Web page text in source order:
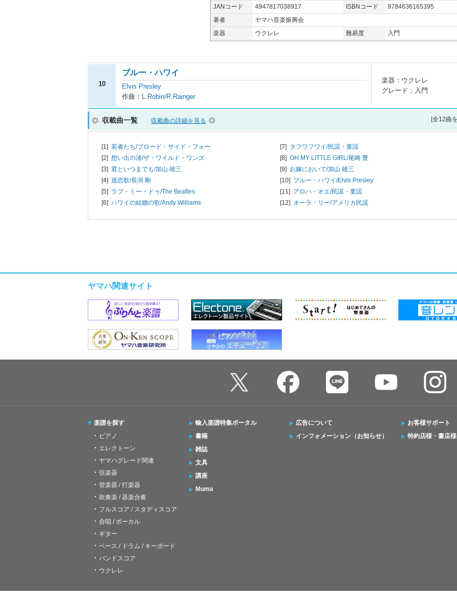
JANコード
4947817038917 ISBNコード
9784636165395
著者
ヤマハ音楽振興会
楽器
ウクレレ 難易度 入門
10
ブルー・ハワイ
Elvis Presley
作曲：
L.Robin/R.Rainger
楽器：ウクレレ
グレード：入門
収載曲一覧 収載曲の詳細を見る [全12曲
[1] 若者たち/ブロード・サイド・フォー
[2] 想い出の渚/ザ・ワイルド・ワンズ
[3] 君といつまでも/加山 雄三
[4] 巡恋歌/長渕 剛
[5] ラブ・ミー・ドゥ/The Beatles
[6] ハワイの結婚の歌/Andy Williams
[7] タフワフワイ/民謡・童謡
[8] OH MY LITTLE GIRL/尾崎 豊
[9] お嫁においで/加山 雄三
[10] ブルー・ハワイ/Elvis Presley
[11] アロハ・オエ/民謡・童謡
[12] オーラ・リー/アメリカ民謡
ヤマハ関連サイト
楽譜を探す
ピアノ
エレクトーン
ヤマハグレード関連
弦楽器
管楽器 / 打楽器
吹奏楽 / 器楽合奏
フルスコア / スタディスコア
合唱 / ボーカル
ギター
ベース / ドラム / キーボード
バンドスコア
ウクレレ
輸入楽譜特集ポータル
書籍
雑誌
文具
講座
Muma
広告について
インフォメーション（お知らせ）
お客様サポート
特約店様・書店